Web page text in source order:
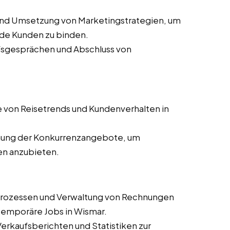
Umsetzung von Marketingstrategien, um
Kunden zu binden.
und Abschluss von
Reisetrends und Kundenverhalten in
der Konkurrenzangebote, um
anzubieten.
und Verwaltung von Rechnungen
Jobs in Wismar.
und Statistiken zur